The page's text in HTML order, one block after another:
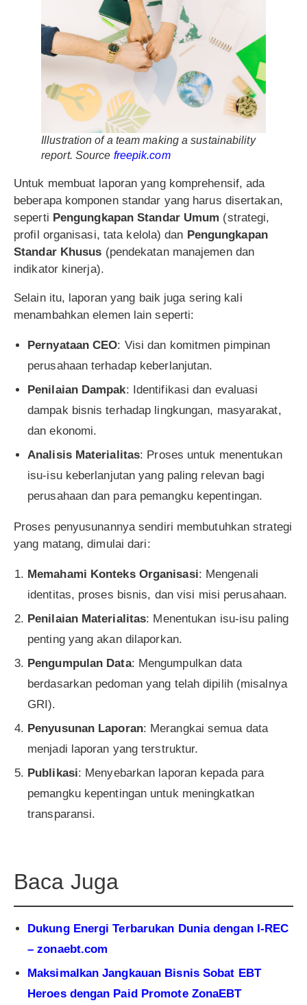
Illustration of a team making a sustainability
report. Source freepik.com
Untuk membuat laporan yang komprehensif, ada
beberapa komponen standar yang harus disertakan,
seperti Pengungkapan Standar Umum (strategi,
profil organisasi, tata kelola) dan Pengungkapan
Standar Khusus (pendekatan manajemen dan
indikator kinerja).
Selain itu, laporan yang baik juga sering kali
menambahkan elemen lain seperti:
Pernyataan CEO: Visi dan komitmen pimpinan
perusahaan terhadap keberlanjutan.
Penilaian Dampak: Identifikasi dan evaluasi
dampak bisnis terhadap lingkungan, masyarakat,
dan ekonomi.
Analisis Materialitas: Proses untuk menentukan
isu-isu keberlanjutan yang paling relevan bagi
perusahaan dan para pemangku kepentingan.
Proses penyusunannya sendiri membutuhkan strategi
yang matang, dimulai dari:
Memahami Konteks Organisasi: Mengenali
identitas, proses bisnis, dan visi misi perusahaan.
Penilaian Materialitas: Menentukan isu-isu paling
penting yang akan dilaporkan.
Pengumpulan Data: Mengumpulkan data
berdasarkan pedoman yang telah dipilih (misalnya
GRI).
Penyusunan Laporan: Merangkai semua data
menjadi laporan yang terstruktur.
Publikasi: Menyebarkan laporan kepada para
pemangku kepentingan untuk meningkatkan
transparansi.
Baca Juga
Dukung Energi Terbarukan Dunia dengan I-REC
– zonaebt.com
Maksimalkan Jangkauan Bisnis Sobat EBT
Heroes dengan Paid Promote ZonaEBT